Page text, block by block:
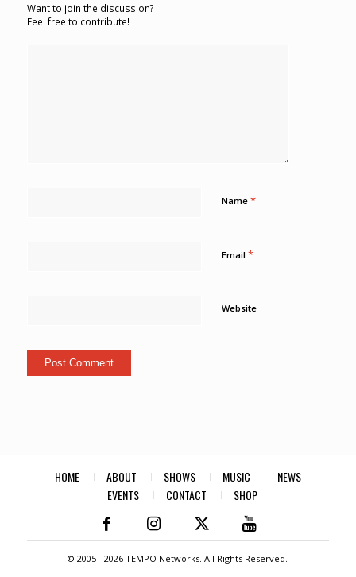
Want to join the discussion?
Feel free to contribute!
Name *
Email *
Website
HOME ABOUT SHOWS MUSIC
NEWS
EVENTS
CONTACT SHOP
© 2005 -2026 TEMPO Networks. All Rights Reserved.